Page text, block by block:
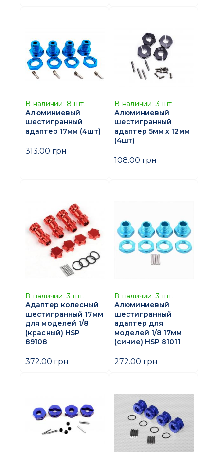
В наличии: 8 шт.
Алюминиевый
шестигранный
адаптер 17мм (4шт)
313.00 грн
В наличии: 3 шт.
Алюминиевый
шестигранный
адаптер 5мм х 12мм
(4шт)
108.00 грн
В наличии: 3 шт.
Адаптер колесный
шестигранный 17мм
для моделей 1/8
(красный) HSP
89108
372.00 грн
В наличии: 3 шт.
Алюминиевый
шестигранный
адаптер для
моделей 1/8 17мм
(синие) HSP 81011
272.00 грн